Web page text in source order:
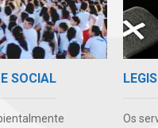
SOCIAL
Os